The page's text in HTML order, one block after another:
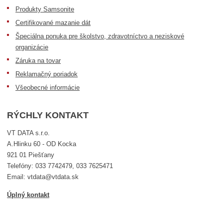
Produkty Samsonite
Certifikované mazanie dát
Špeciálna ponuka pre školstvo, zdravotníctvo a neziskové
organizácie
Záruka na tovar
Reklamačný poriadok
Všeobecné informácie
RÝCHLY KONTAKT
VT DATA s.r.o.
A.Hlinku 60 - OD Kocka
921 01 Piešťany
Telefóny: 033 7742479, 033 7625471
Email: vtdata@vtdata.sk
Úplný kontakt